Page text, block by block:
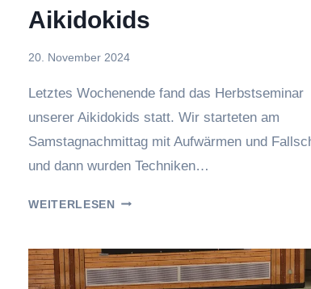
Aikidokids
Von
Raufer
20. November 2024
Letztes Wochenende fand das Herbstseminar
unserer Aikidokids statt. Wir starteten am
Samstagnachmittag mit Aufwärmen und
und dann wurden Techniken…
WEITERLESENHERBSTSEMINAR